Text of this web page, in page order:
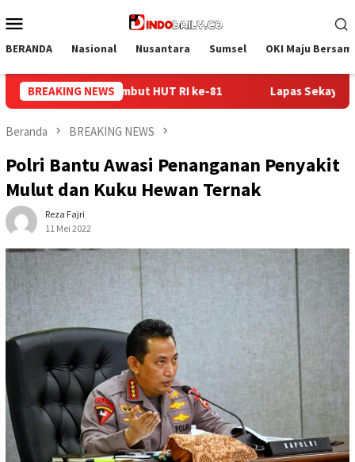
ke
Mobile
BERANDA Nasional Nusantara Sumsel OKI Maju
BREAKING NEWS
Lapas Sekayu Gandeng Kwarcab Muba Berikan Materi
Beranda BREAKING NEWS
Polri Bantu Awasi Penanganan Penyakit
Mulut dan Kuku Hewan Ternak
Reza Fajri
11 Mei 2022